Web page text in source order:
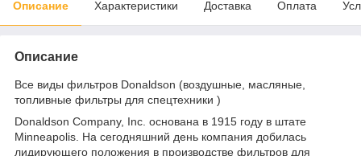
Описание Характеристики Доставка Оплата
Описание
Все виды фильтров Donaldson (воздушные, масляные,
топливные фильтры для спецтехники )
Donaldson Company, Inc. основана в 1915 году в штате
Minneapolis. На сегодняшний день компания добилась
лидирующего положения в производстве фильтров для